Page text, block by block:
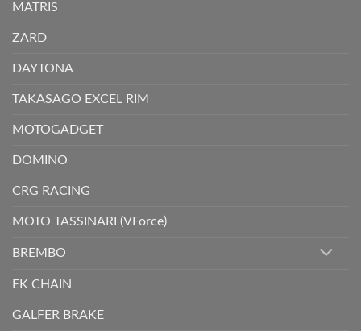
MATRIS
ZARD
DAYTONA
TAKASAGO EXCEL RIM
MOTOGADGET
DOMINO
CRG RACING
MOTO TASSINARI (VForce)
BREMBO
EK CHAIN
GALFER BRAKE